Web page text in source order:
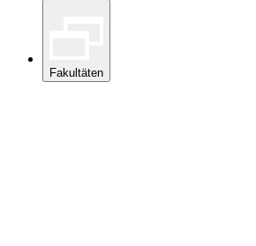
Fakultäten